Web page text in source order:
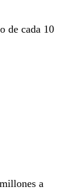
de cada 10
a